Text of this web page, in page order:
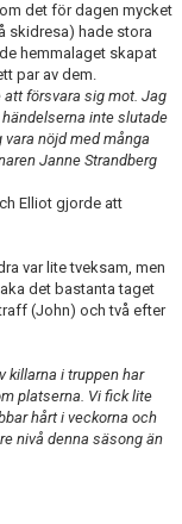
det för dagen mycket
skidresa) hade stora
hemmalaget skapat
par av dem.
försvara sig mot. Jag
inte slutade
nöjd med många
Janne Strandberg
Elliot gjorde att
var lite tveksam, men
det bastanta taget
(John) och två efter
i truppen har
platserna. Vi fick lite
hårt i veckorna och
nivå denna säsong än